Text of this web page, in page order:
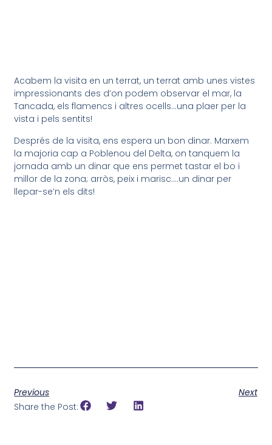
Acabem la visita en un terrat, un terrat amb unes vistes
impressionants des d’on podem observar el mar, la
Tancada, els flamencs i altres ocells…una plaer per la
vista i pels sentits!
Després de la visita, ens espera un bon dinar. Marxem
la majoria cap a Poblenou del Delta, on tanquem la
jornada amb un dinar que ens permet tastar el bo i
millor de la zona; arròs, peix i marisc….un dinar per
llepar-se’n els dits!
Previous
Next
Share the Post: